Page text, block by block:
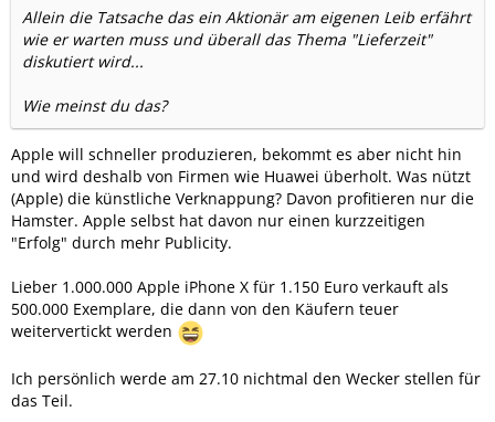
Allein die Tatsache das ein Aktionär am eigenen Leib erfährt
wie er warten muss und überall das Thema "Lieferzeit"
diskutiert wird...
Wie meinst du das?
Apple will schneller produzieren, bekommt es aber nicht hin
und wird deshalb von Firmen wie Huawei überholt. Was nützt
(Apple) die künstliche Verknappung? Davon profitieren nur die
Hamster. Apple selbst hat davon nur einen kurzzeitigen
"Erfolg" durch mehr Publicity.
Lieber 1.000.000 Apple iPhone X für 1.150 Euro verkauft als
500.000 Exemplare, die dann von den Käufern teuer
weitervertickt werden
Ich persönlich werde am 27.10 nichtmal den Wecker stellen für
das Teil.